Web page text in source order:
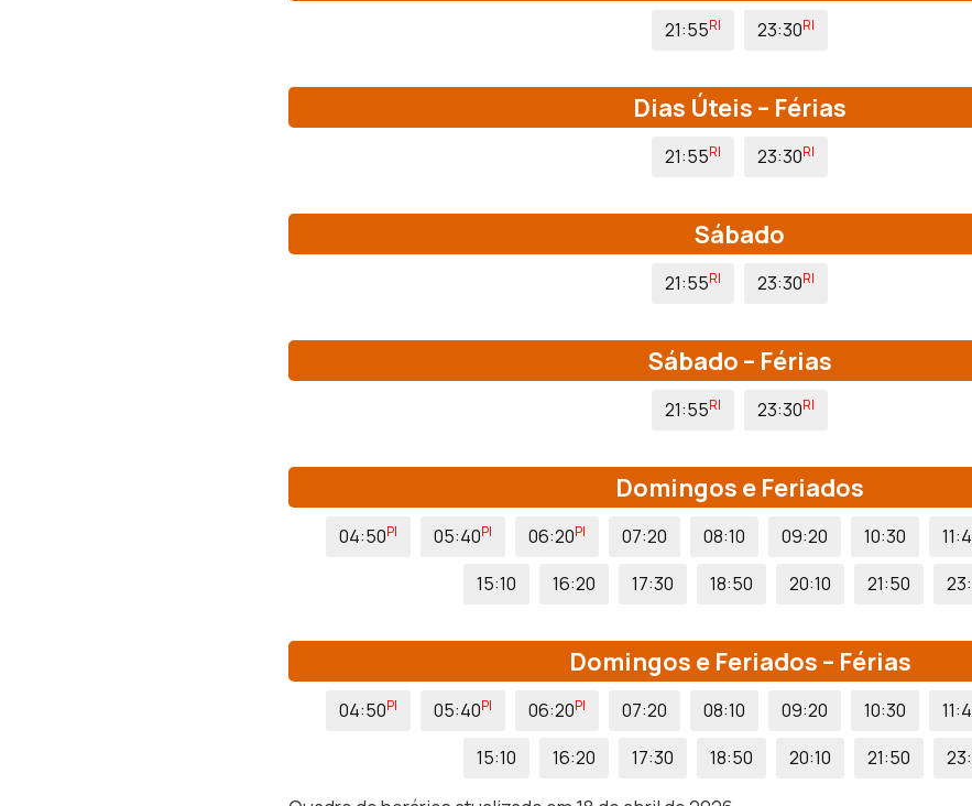
21:55RI 23:30RI
Dias Úteis – Férias
21:55RI 23:30RI
Sábado
21:55RI 23:30RI
Sábado – Férias
21:55RI 23:30RI
Domingos e Feriados
04:50PI 05:40PI 06:20PI 07:20 08:10 09:20 10:30
15:10
16:20 17:30 18:50 20:10 21:50
Domingos e Feriados – Férias
04:50PI 05:40PI 06:20PI 07:20 08:10 09:20 10:30
15:10
16:20 17:30 18:50 20:10 21:50